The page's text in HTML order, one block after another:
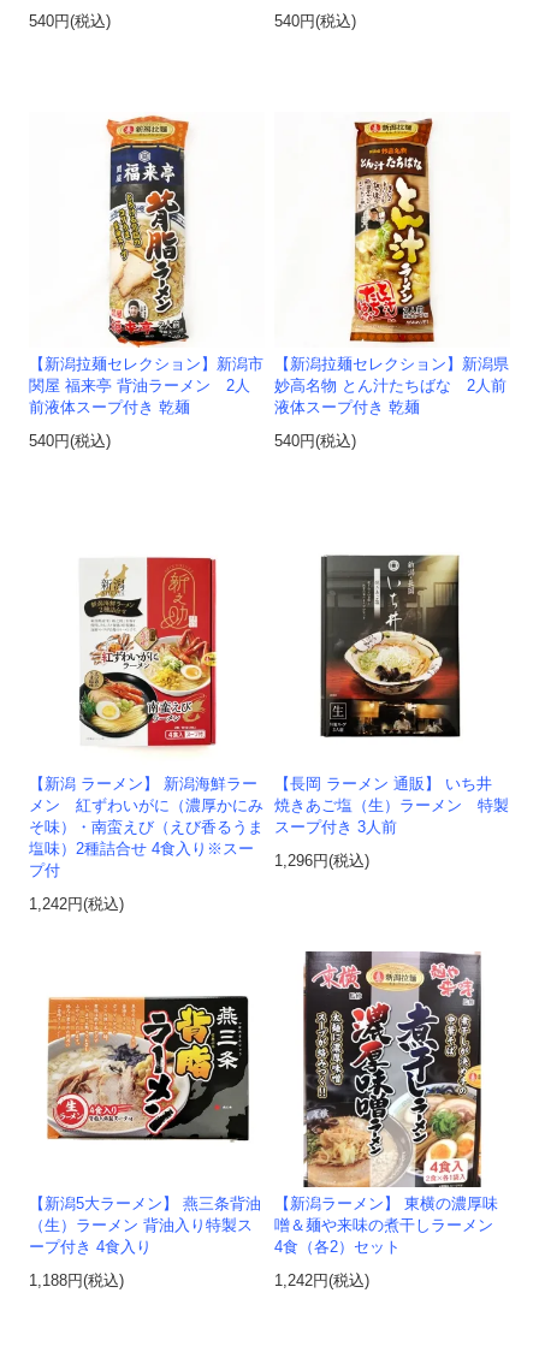
540円(税込) 540円(税込)
【新潟拉麺セレクション】新潟市
関屋 福来亭 背油ラーメン 2人
前液体スープ付き 乾麺
540円(税込)
【新潟拉麺セレクション】新潟県
妙高名物 とん汁たちばな 2人前
液体スープ付き 乾麺
540円(税込)
【新潟 ラーメン】 新潟海鮮ラー
メン 紅ずわいがに（濃厚かにみ
そ味）・南蛮えび（えび香るうま
塩味）2種詰合せ 4食入り※スー
プ付
1,242円(税込)
【長岡 ラーメン 通販】 いち井
焼きあご塩（生）ラーメン 特製
スープ付き 3人前
1,296円(税込)
【新潟5大ラーメン】 燕三条背油
（生）ラーメン 背油入り特製ス
ープ付き 4食入り
1,188円(税込)
【新潟ラーメン】 東横の濃厚味
噌＆麺や来味の煮干しラーメン
4食（各2）セット
1,242円(税込)